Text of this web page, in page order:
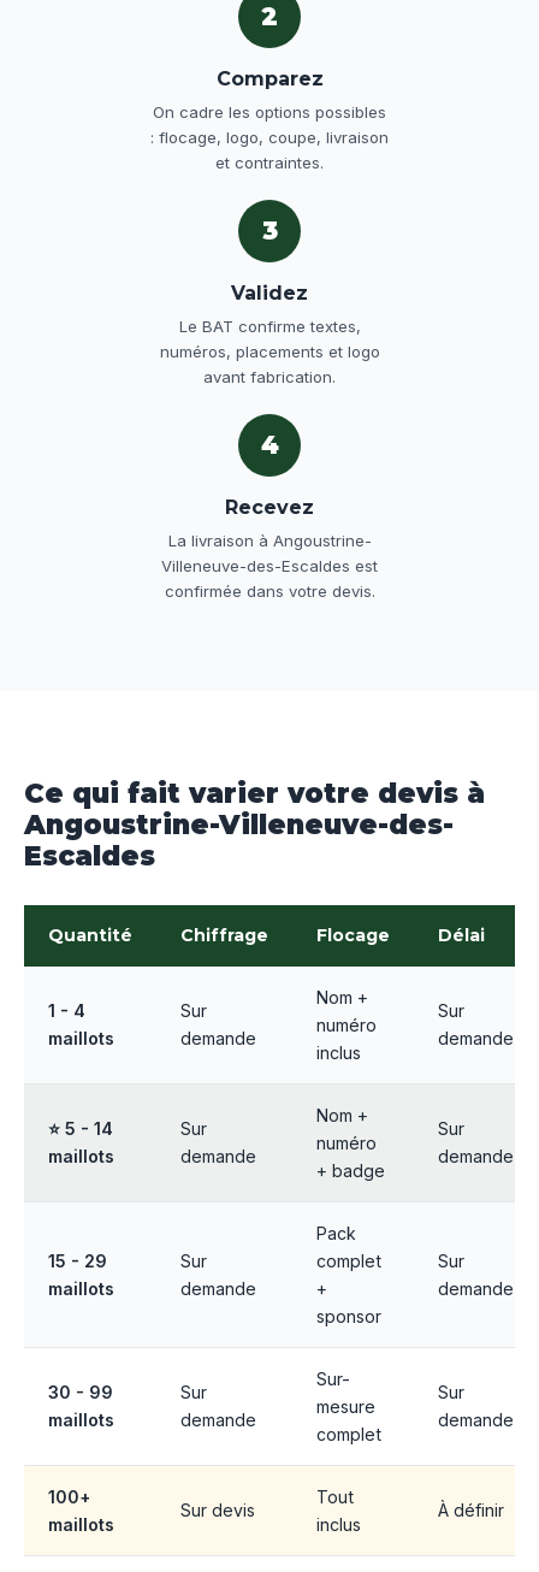
2
Comparez
On cadre les options possibles
: flocage, logo, coupe, livraison
et contraintes.
3
Validez
Le BAT confirme textes,
numéros, placements et logo
avant fabrication.
4
Recevez
La livraison à Angoustrine-
Villeneuve-des-Escaldes est
confirmée dans votre devis.
Ce qui fait varier votre devis à
Angoustrine-Villeneuve-des-
Escaldes
Quantité Chiffrage Flocage Délai
1 - 4
maillots
Sur
demande
Nom +
numéro
inclus
Sur
demande
⭐ 5 - 14
maillots
Sur
demande
Nom +
numéro
+ badge
Sur
demande
15 - 29
maillots
Sur
demande
Pack
complet
+
sponsor
Sur
demande
30 - 99
maillots
Sur
demande
Sur-
mesure
complet
Sur
demande
100+
maillots
Sur devis
Tout
inclus
À définir